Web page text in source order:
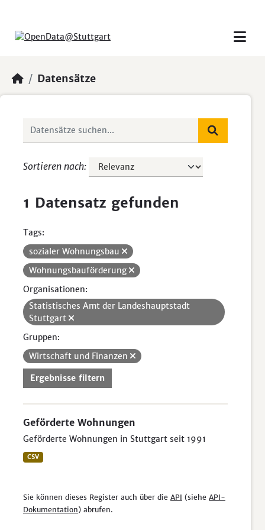
Datensätze
Sortieren nach
1 Datensatz gefunden
Tags:
sozialer Wohnungsbau
Wohnungsbauförderung
Organisationen:
Statistisches Amt der Landeshauptstadt
Stuttgart
Gruppen:
Wirtschaft und Finanzen
Ergebnisse filtern
Geförderte Wohnungen
Geförderte Wohnungen in Stuttgart seit 1991
CSV
Sie können dieses Register auch über die API (siehe API-
Dokumentation) abrufen.